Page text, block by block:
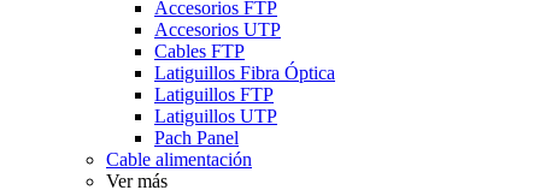
Accesorios FTP
Accesorios UTP
Cables FTP
Latiguillos Fibra Óptica
Latiguillos FTP
Latiguillos UTP
Pach Panel
Cable alimentación
Ver más